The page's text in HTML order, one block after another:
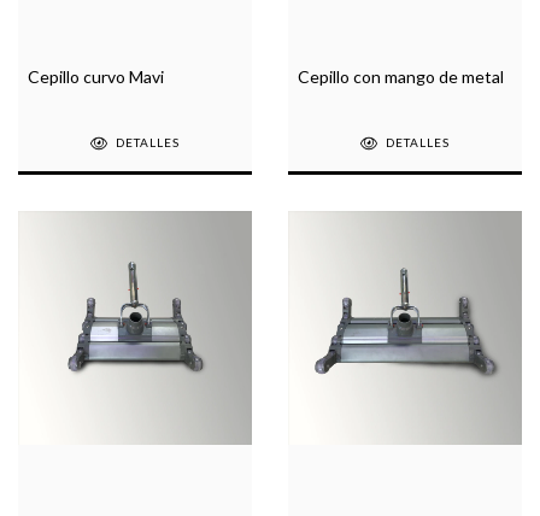
Cepillo curvo Mavi
DETALLES
Cepillo con mango de metal
DETALLES